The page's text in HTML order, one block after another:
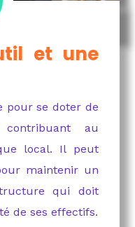
et une
pour se doter de
au
local. Il peut
maintenir un
qui doit
de ses effectifs.